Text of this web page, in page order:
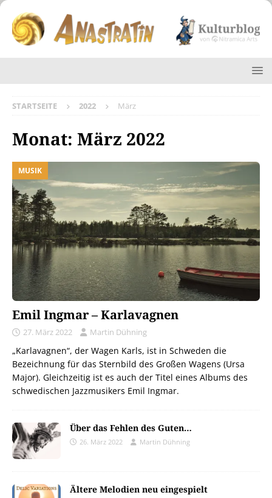
STARTSEITE 2022 März
Monat: März 2022
MUSIK
Emil Ingmar – Karlavagnen
27. März 2022 Martin Dühning
„Karlavagnen“, der Wagen Karls, ist in Schweden die
Bezeichnung für das Sternbild des Großen Wagens (Ursa
Major). Gleichzeitig ist es auch der Titel eines Albums des
schwedischen Jazzmusikers Emil Ingmar.
Über das Fehlen des Guten…
26. März 2022 Martin Dühning
Ältere Melodien neu eingespielt